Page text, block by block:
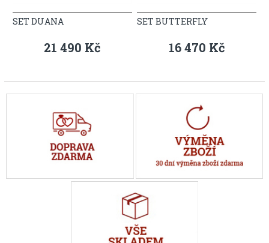
SET DUANA
21 490 Kč
SET BUTTERFLY
16 470 Kč